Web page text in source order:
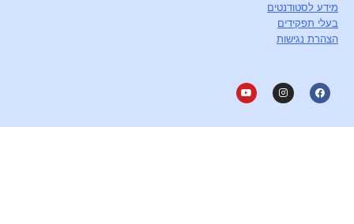
מידע לסטודנטים
בעלי תפקידים
הצהרת נגישות